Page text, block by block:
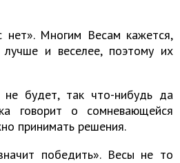
Многим Весам кажется,
и веселее, поэтому их
будет, так что-нибудь да
говорит о сомневающейся
принимать решения.
победить». Весы не то